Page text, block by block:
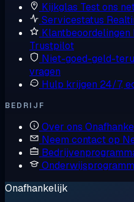
Kijkglas Test ons
Servicestatus
Klantbeoordelingen
Trustpilot
Niet-goed-geld-
vragen
Hulp krijgen 24/7,
BEDRIJF
Over ons
Neem contact op
Onafhankelijk